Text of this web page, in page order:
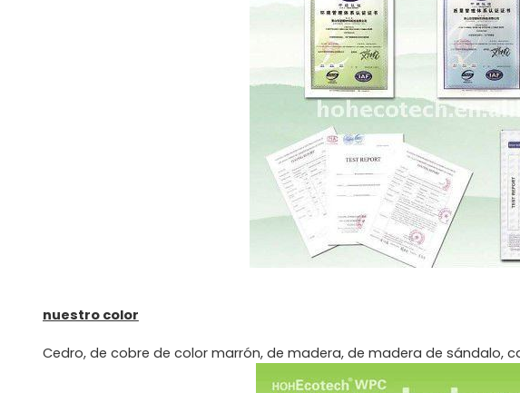
nuestro color
Cedro, de cobre de color marrón, de madera, de madera de sándalo,